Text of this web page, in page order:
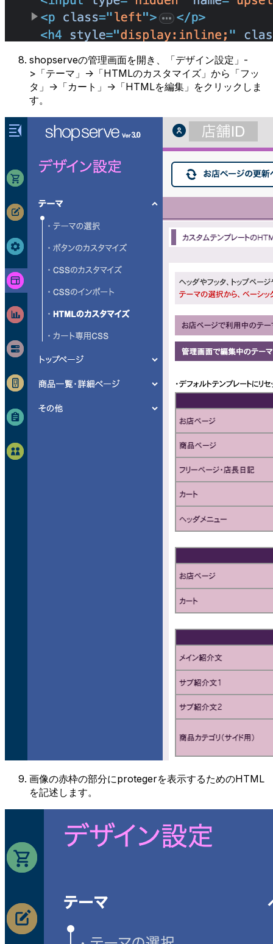
shopserveの管理画面を開き、「デザイン設定」-
>「テーマ」->「HTMLのカスタマイズ」から「フッ
タ」->「カート」->「HTMLを編集」をクリックしま
す。
画像の赤枠の部分にprotegerを表示するためのHTML
を記述します。